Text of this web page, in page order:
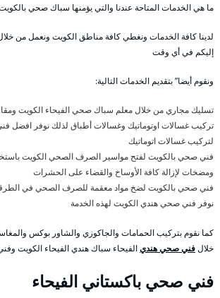
ما هي الخدمات المتاحة عندنا والتي يؤمنها سباك صحي
لدينا كافة الخدمات ونغطي كافة مناطق الكويت ونعمل من
إليكم في أي وقت
ونقوم أيضا” بتقديم الخدمات التالية:
تسليك مجاري من خلال معلم سباك صحي الفيحاء الكويت
تركيب غسالات اوتوماتيك وغسالات أطباق لذلك نوفر افضل
لتركيب غسالات اتوماتيك
فني صحي بالكويت لفتح مواسير الصرف الصحي الكويت
ومضخات لإزالة كافة الأوساخ والقضاء على الحشرات
فني صحي بالكويت لضخ مواد معقمة للصرف الصحي في
نوفر فني صحي هندي الكويت لهذه الخدمة
كما نقوم بتركيب الحمامات والجاكوزي والشاور بوكس
خلالفني صحي هنديالفيحاء سباك هندي الفيحاء الكويت
فني صحي باكستاني الفيحاء